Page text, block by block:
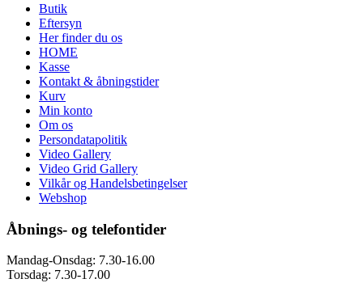
Butik
Eftersyn
Her finder du os
HOME
Kasse
Kontakt & åbningstider
Kurv
Min konto
Om os
Persondatapolitik
Video Gallery
Video Grid Gallery
Vilkår og Handelsbetingelser
Webshop
Åbnings- og telefontider
Mandag-Onsdag: 7.30-16.00
Torsdag: 7.30-17.00